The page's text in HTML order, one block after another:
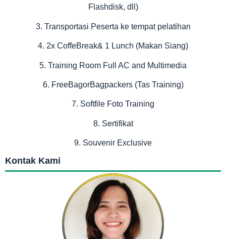
Flashdisk, dll)
3. Transportasi Peserta ke tempat pelatihan
4. 2x CoffeBreak& 1 Lunch (Makan Siang)
5. Training Room Full AC and Multimedia
6. FreeBagorBagpackers (Tas Training)
7. Softfile Foto Training
8. Sertifikat
9. Souvenir Exclusive
Kontak Kami